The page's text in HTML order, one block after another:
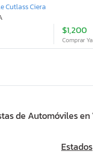
Cutlass Ciera
$1,200
Comprar Ya
de Automóviles en
Estados